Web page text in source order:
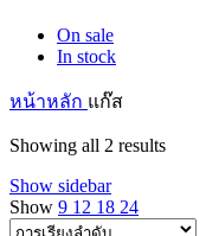
On sale
In stock
หน้าหลัก แก๊ส
Showing all 2 results
Show sidebar
Show 9 12 18 24